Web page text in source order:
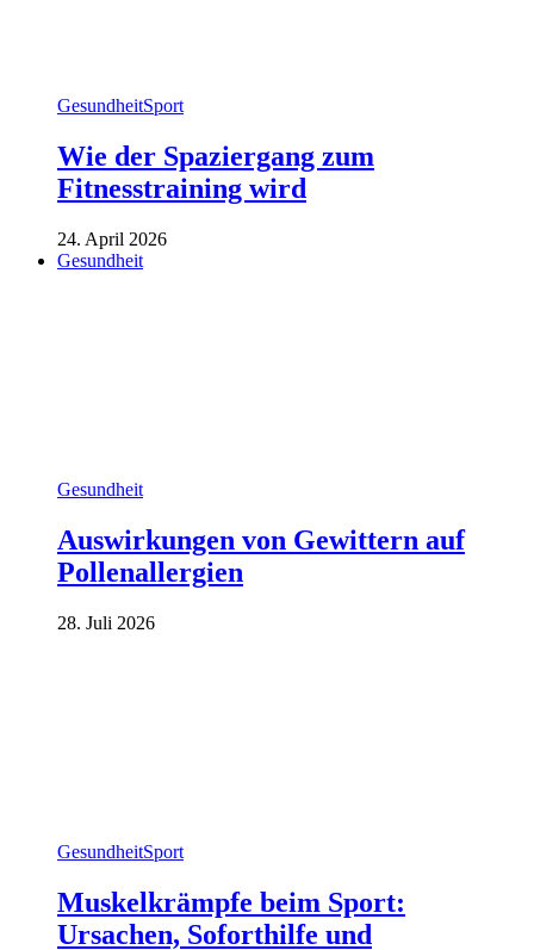
GesundheitSport
Wie der Spaziergang zum
Fitnesstraining wird
24. April 2026
Gesundheit
Gesundheit
Auswirkungen von Gewittern auf
Pollenallergien
28. Juli 2026
GesundheitSport
Muskelkrämpfe beim Sport:
Ursachen, Soforthilfe und